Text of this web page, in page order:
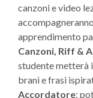
canzoni e video
apprendimento
Canzoni, Riff &
studente metterà
brani e frasi
Accordatore: